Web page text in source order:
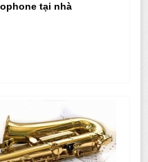
tại nhà